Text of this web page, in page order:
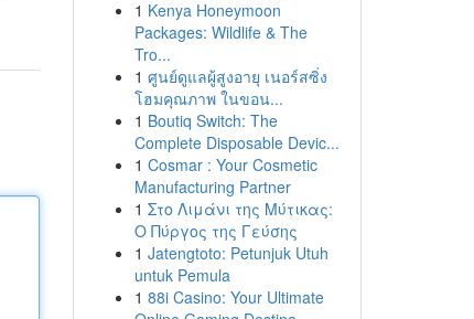
1 Kenya Honeymoon
Packages: Wildlife & The
Tro...
1 ศูนย์ดูแลผู้สูงอายุ เนอร์สซิ่ง
โฮมคุณภาพ ในขอน...
1 Boutiq Switch: The
Complete Disposable Devic...
1 Cosmar : Your Cosmetic
Manufacturing Partner
1 Στο Λιμάνι της Μύτικας:
Ο Πύργος της Γεύσης
1 Jatengtoto: Petunjuk Utuh
untuk Pemula
1 88i Casino: Your Ultimate